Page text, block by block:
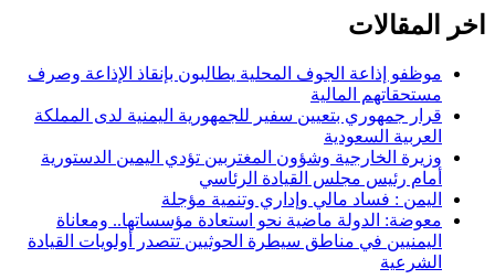
اخر المقالات
موظفو إذاعة الجوف المحلية يطالبون بإنقاذ الإذاعة وصرف
مستحقاتهم المالية
قرار جمهوري بتعيين سفير للجمهورية اليمنية لدى المملكة
العربية السعودية
وزيرة الخارجية وشؤون المغتربين تؤدي اليمين الدستورية
أمام رئيس مجلس القيادة الرئاسي
اليمن : فساد مالي وإداري وتنمية مؤجلة
معوضة: الدولة ماضية نحو استعادة مؤسساتها.. ومعاناة
اليمنيين في مناطق سيطرة الحوثيين تتصدر أولويات القيادة
الشرعية